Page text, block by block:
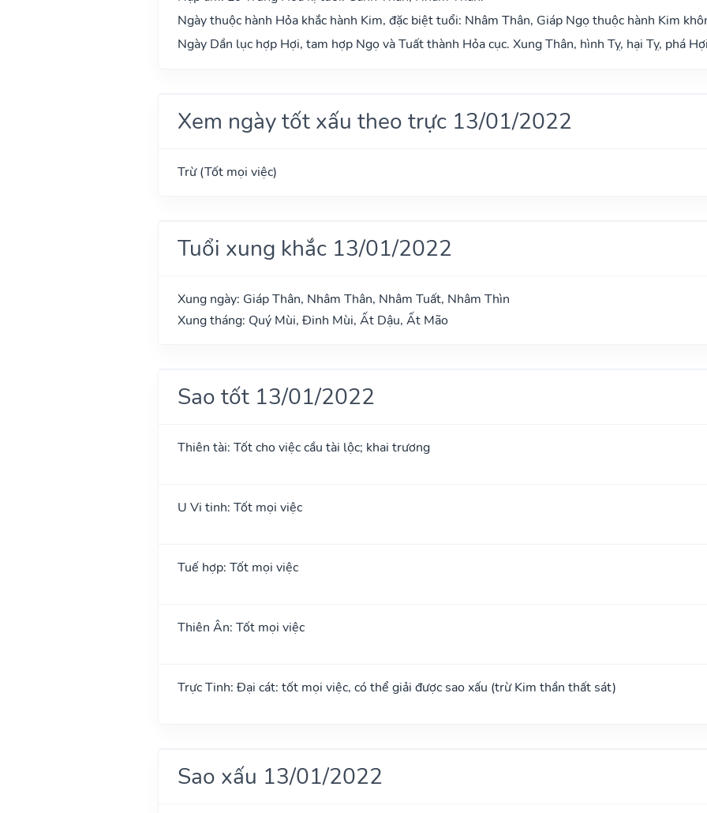
Ngày thuộc hành Hỏa khắc hành Kim, đặc biệt tuổi: Nhâm Thân, Giáp Ngọ thuộc hành Kim
Ngày Dần lục hợp Hợi, tam hợp Ngọ và Tuất thành Hỏa cục. Xung Thân, hình Tỵ, hại Tỵ, phá
Xem ngày tốt xấu theo trực 13/01/2022
Trừ (Tốt mọi việc)
Tuổi xung khắc 13/01/2022
Xung ngày: Giáp Thân, Nhâm Thân, Nhâm Tuất, Nhâm Thìn
Xung tháng: Quý Mùi, Đinh Mùi, Ất Dậu, Ất Mão
Sao tốt 13/01/2022
Thiên tài: Tốt cho việc cầu tài lộc; khai trương
U Vi tinh: Tốt mọi việc
Tuế hợp: Tốt mọi việc
Thiên Ân: Tốt mọi việc
Trực Tinh: Đại cát: tốt mọi việc, có thể giải được sao xấu (trừ Kim thần thất sát)
Sao xấu 13/01/2022